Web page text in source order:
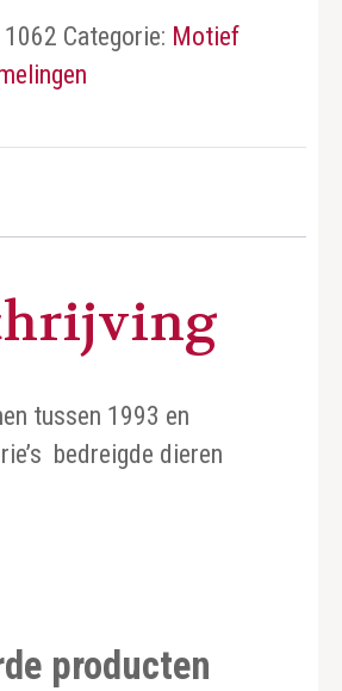
1062 Categorie: Motief
tussen 1993 en
bedreigde dieren
producten